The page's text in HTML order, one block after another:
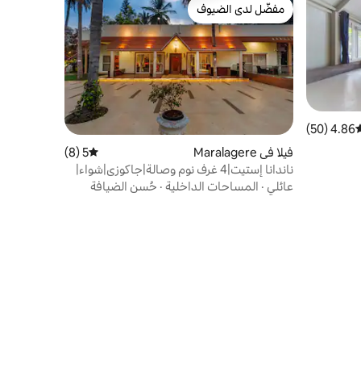
التقييم 4.86 من 5، 50 مراجعات
4.86 (50)
مفضّل لدى الضيوف
مفضّل لدى الضيوف
فيلا في Maralagere متوسط التقييم 5 من 5، 8 مراجعات
5 (8)
ناندانا إستيت|4 غرف نوم وصالة|جاكوزي|شواء|
ساعة واحدة عن كورامانغالا
عائلي · المساحات الداخلية · حُسن الضيافة